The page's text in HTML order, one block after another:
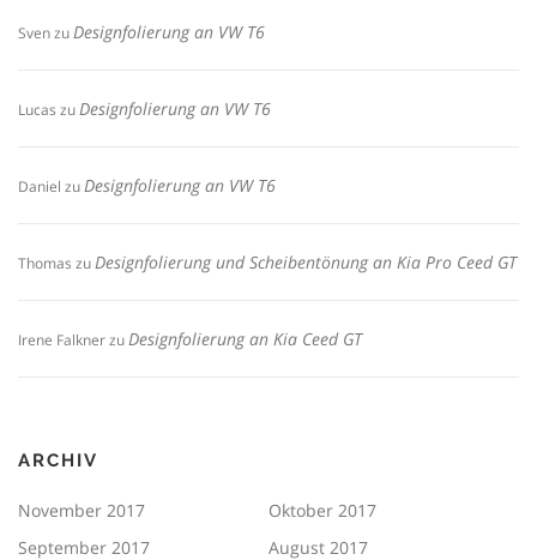
Svenzu Designfolierung an VW T6
Lucas zu Designfolierung an VW T6
Daniel zu Designfolierung an VW T6
Thomas zu Designfolierung und Scheibentönung an Kia Pro Ceed GT
Irene Falknerzu Designfolierung an Kia Ceed GT
ARCHIV
November 2017
Oktober 2017
September 2017
August 2017